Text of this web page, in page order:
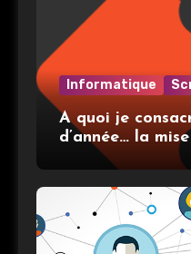
Informatique
A quoi je
d’année… la
l’utilisation de git